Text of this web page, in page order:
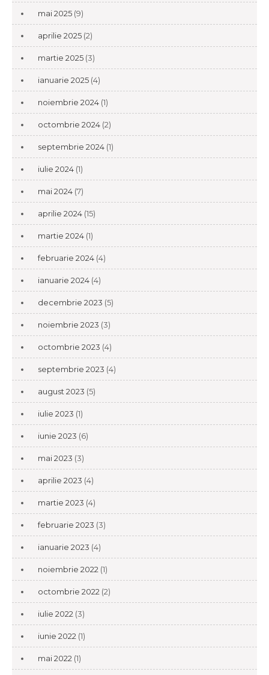
mai 2025 (9)
aprilie 2025 (2)
martie 2025 (3)
ianuarie 2025 (4)
noiembrie 2024 (1)
octombrie 2024 (2)
septembrie 2024 (1)
iulie 2024 (1)
mai 2024 (7)
aprilie 2024 (15)
martie 2024 (1)
februarie 2024 (4)
ianuarie 2024 (4)
decembrie 2023 (5)
noiembrie 2023 (3)
octombrie 2023 (4)
septembrie 2023 (4)
august 2023 (5)
iulie 2023 (1)
iunie 2023 (6)
mai 2023 (3)
aprilie 2023 (4)
martie 2023 (4)
februarie 2023 (3)
ianuarie 2023 (4)
noiembrie 2022 (1)
octombrie 2022 (2)
iulie 2022 (3)
iunie 2022 (1)
mai 2022 (1)